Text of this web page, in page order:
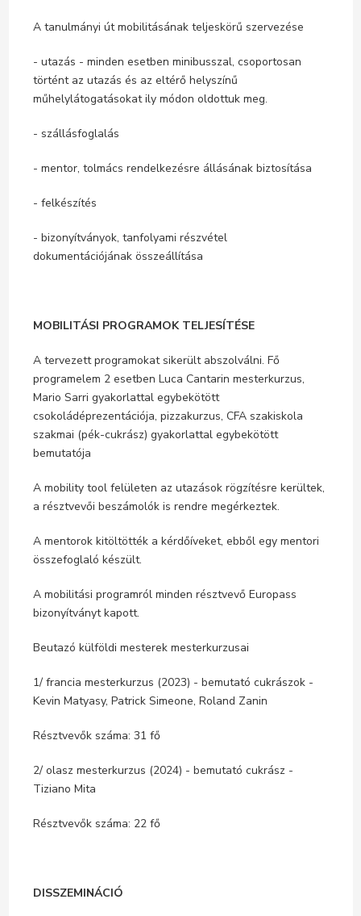
A tanulmányi út mobilitásának teljeskörű szervezése
- utazás - minden esetben minibusszal, csoportosan
történt az utazás és az eltérő helyszínű
műhelylátogatásokat ily módon oldottuk meg.
- szállásfoglalás
- mentor, tolmács rendelkezésre állásának biztosítása
- felkészítés
- bizonyítványok, tanfolyami részvétel
dokumentációjának összeállítása
MOBILITÁSI PROGRAMOK TELJESÍTÉSE
A tervezett programokat sikerült abszolválni. Fő
programelem 2 esetben Luca Cantarin mesterkurzus,
Mario Sarri gyakorlattal egybekötött
csokoládéprezentációja, pizzakurzus, CFA szakiskola
szakmai (pék-cukrász) gyakorlattal egybekötött
bemutatója
A mobility tool felületen az utazások rögzítésre kerültek,
a résztvevői beszámolók is rendre megérkeztek.
A mentorok kitöltötték a kérdőíveket, ebből egy mentori
összefoglaló készült.
A mobilitási programról minden résztvevő Europass
bizonyítványt kapott.
Beutazó külföldi mesterek mesterkurzusai
1/ francia mesterkurzus (2023) - bemutató cukrászok -
Kevin Matyasy, Patrick Simeone, Roland Zanin
Résztvevők száma: 31 fő
2/ olasz mesterkurzus (2024) - bemutató cukrász -
Tiziano Mita
Résztvevők száma: 22 fő
DISSZEMINÁCIÓ